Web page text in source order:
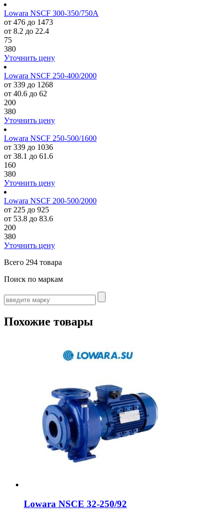
Lowara NSCF 300-350/750A
от 476 до 1473
от 8.2 до 22.4
75
380
Уточнить цену
Lowara NSCF 250-400/2000
от 339 до 1268
от 40.6 до 62
200
380
Уточнить цену
Lowara NSCF 250-500/1600
от 339 до 1036
от 38.1 до 61.6
160
380
Уточнить цену
Lowara NSCF 200-500/2000
от 225 до 925
от 53.8 до 83.6
200
380
Уточнить цену
Всего 294 товара
Поиск по маркам
Похожие товары
Lowara NSCE 32-250/92